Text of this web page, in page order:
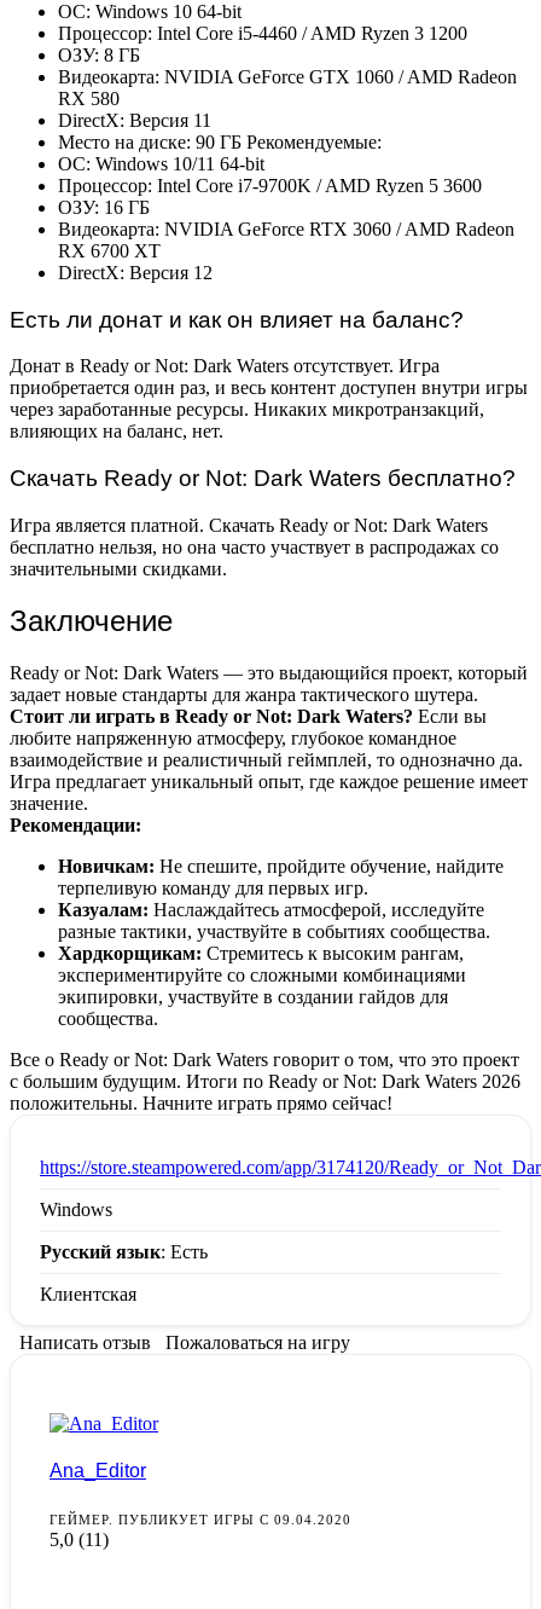
ОС: Windows 10 64-bit
Процессор: Intel Core i5-4460 / AMD Ryzen 3 1200
ОЗУ: 8 ГБ
Видеокарта: NVIDIA GeForce GTX 1060 / AMD Radeon
RX 580
DirectX: Версия 11
Место на диске: 90 ГБ Рекомендуемые:
ОС: Windows 10/11 64-bit
Процессор: Intel Core i7-9700K / AMD Ryzen 5 3600
ОЗУ: 16 ГБ
Видеокарта: NVIDIA GeForce RTX 3060 / AMD Radeon
RX 6700 XT
DirectX: Версия 12
Есть ли донат и как он влияет на баланс?
Донат в Ready or Not: Dark Waters отсутствует. Игра
приобретается один раз, и весь контент доступен внутри игры
через заработанные ресурсы. Никаких микротранзакций,
влияющих на баланс, нет.
Скачать Ready or Not: Dark Waters бесплатно?
Игра является платной. Скачать Ready or Not: Dark Waters
бесплатно нельзя, но она часто участвует в распродажах со
значительными скидками.
Заключение
Ready or Not: Dark Waters — это выдающийся проект, который
задает новые стандарты для жанра тактического шутера.
Стоит ли играть в Ready or Not: Dark Waters? Если вы
любите напряженную атмосферу, глубокое командное
взаимодействие и реалистичный геймплей, то однозначно да.
Игра предлагает уникальный опыт, где каждое решение имеет
значение.
Рекомендации:
Новичкам: Не спешите, пройдите обучение, найдите
терпеливую команду для первых игр.
Казуалам: Наслаждайтесь атмосферой, исследуйте
разные тактики, участвуйте в событиях сообщества.
Хардкорщикам: Стремитесь к высоким рангам,
экспериментируйте со сложными комбинациями
экипировки, участвуйте в создании гайдов для
сообщества.
Все о Ready or Not: Dark Waters говорит о том, что это проект
с большим будущим. Итоги по Ready or Not: Dark Waters 2026
положительны. Начните играть прямо сейчас!
https://store.steampowered.com/app/3174120/
Windows
Русский язык: Есть
Клиентская
Написать отзыв Пожаловаться на игру
Ana_Editor
ГЕЙМЕР. ПУБЛИКУЕТ ИГРЫ С 09.04.2020
5,0 (11)